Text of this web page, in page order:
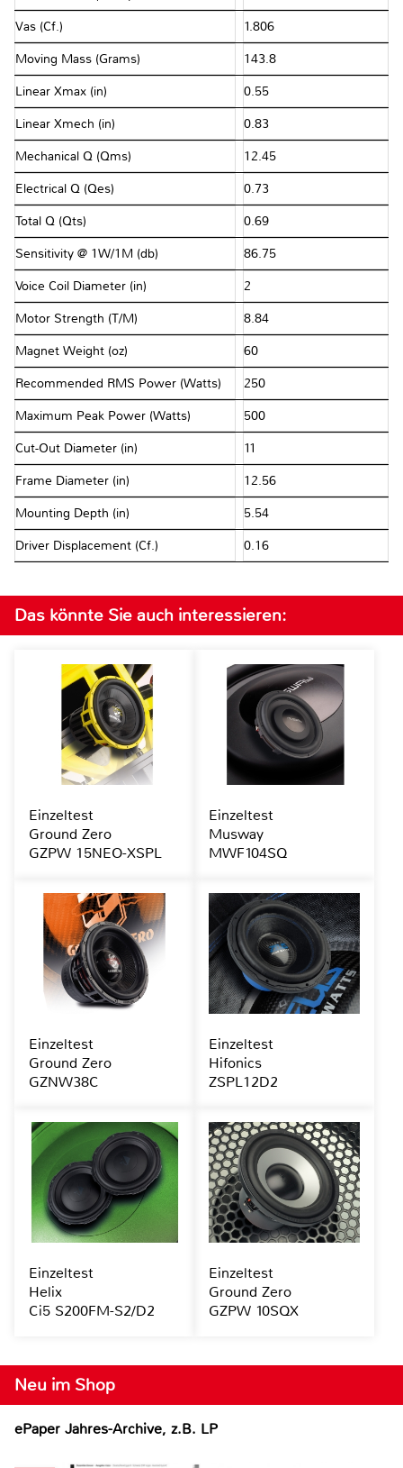
Vas (Cf.) 1.806
Moving Mass (Grams) 143.8
Linear Xmax (in) 0.55
Linear Xmech (in) 0.83
Mechanical Q (Qms) 12.45
Electrical Q (Qes) 0.73
Total Q (Qts) 0.69
Sensitivity @ 1W/1M (db) 86.75
Voice Coil Diameter (in) 2
Motor Strength (T/M) 8.84
Magnet Weight (oz) 60
Recommended RMS Power (Watts) 250
Maximum Peak Power (Watts) 500
Cut-Out Diameter (in) 11
Frame Diameter (in) 12.56
Mounting Depth (in) 5.54
Driver Displacement (Cf.) 0.16
Neu im Shop
ePaper Jahres-Archive, z.B. LP
Das könnte Sie auch interessieren:
Einzeltest
Ground Zero
GZPW 15NEO-XSPL
Einzeltest
Musway
MWF104SQ
Einzeltest
Ground Zero
GZNW38C
Einzeltest
Hifonics
ZSPL12D2
Einzeltest
Helix
Ci5 S200FM-S2/D2
Einzeltest
Ground Zero
GZPW 10SQX